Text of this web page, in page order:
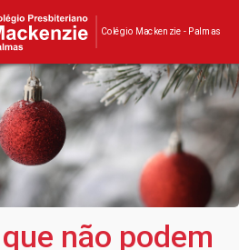
Colégio Mackenzie - Palmas
não podem